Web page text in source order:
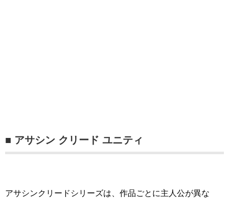
■ アサシン クリード ユニティ
アサシンクリードシリーズは、作品ごとに主人公が異な